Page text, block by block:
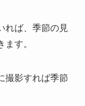
れば、季節の見
す。
撮影すれば季節